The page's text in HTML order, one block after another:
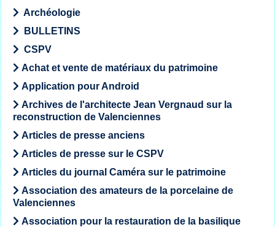
Archéologie
BULLETINS
CSPV
Achat et vente de matériaux du patrimoine
Application pour Android
Archives de l'architecte Jean Vergnaud sur la
reconstruction de Valenciennes
Articles de presse anciens
Articles de presse sur le CSPV
Articles du journal Caméra sur le patrimoine
Association des amateurs de la porcelaine de
Valenciennes
Association pour la restauration de la basilique